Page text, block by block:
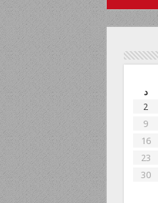
د
2
9
16
23
30